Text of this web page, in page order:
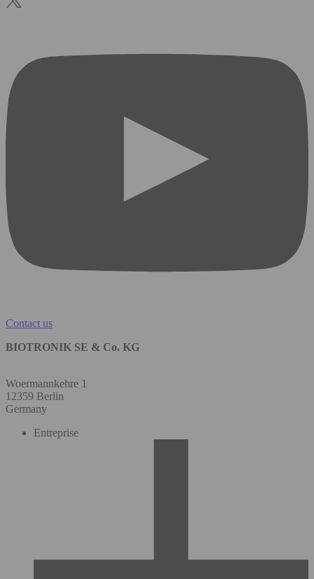
Contact us
BIOTRONIK SE & Co. KG
Woermannkehre 1
12359 Berlin
Germany
Entreprise